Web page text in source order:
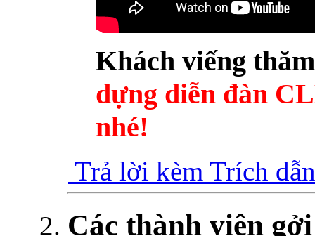
Khách viếng
dựng diễn đàn
nhé!
Trả lời kèm Trích dẫn
Các thành viên